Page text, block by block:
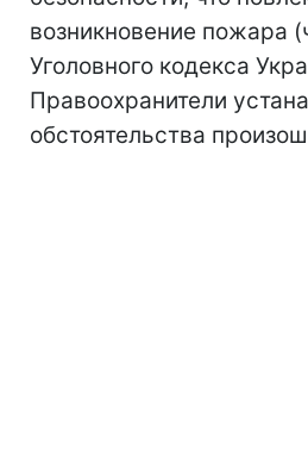
возникновение пожара
Уголовного кодекса
Правоохранители
обстоятельства